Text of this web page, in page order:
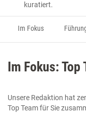
kuratiert.
Im Fokus
Im Fokus: Top
Unsere Redaktion hat
Top Team für Sie